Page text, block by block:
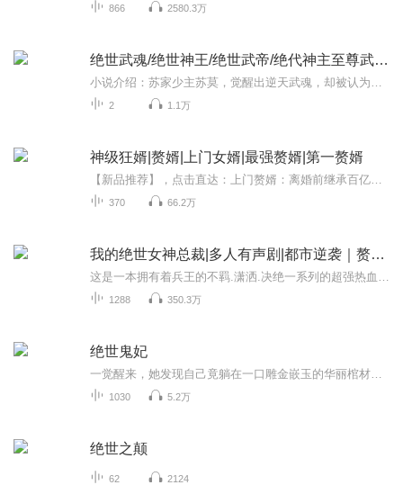
866 2580.3万
绝世武魂/绝世神王/绝世武帝/绝代神主至尊武魂苏莫
2 1.1万
神级狂婿|赘婿|上门女婿|最强赘婿|第一赘婿
370 66.2万
我的绝世女神总裁|多人有声剧|都市逆袭｜赘婿｜热血
1288 350.3万
绝世鬼妃
1030 5.2万
绝世之颠
62 2124